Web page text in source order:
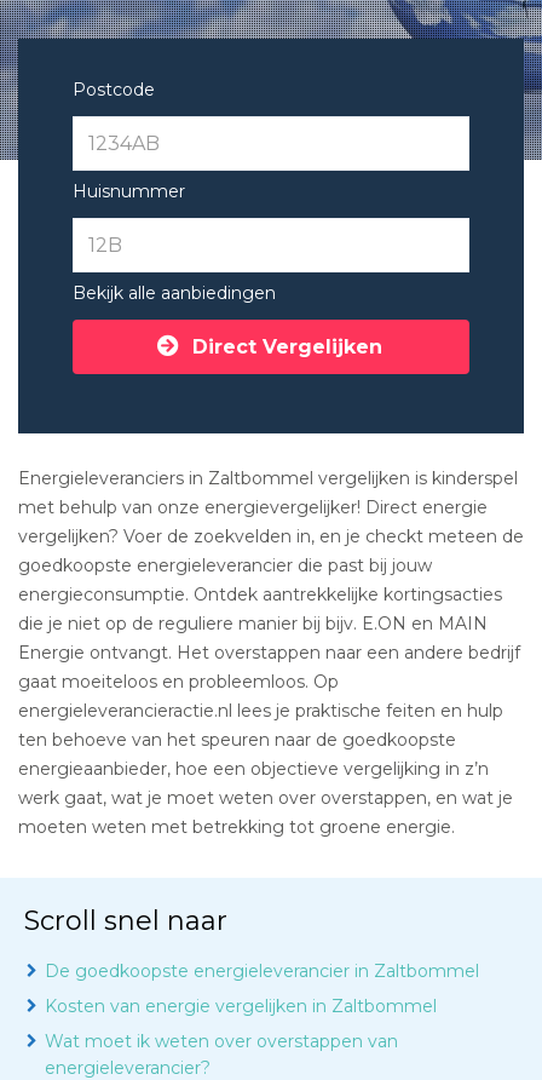
Postcode
Huisnummer
Bekijk alle aanbiedingen
Direct Vergelijken
Energieleveranciers in Zaltbommel vergelijken is kinderspel
met behulp van onze energievergelijker! Direct energie
vergelijken? Voer de zoekvelden in, en je checkt meteen de
goedkoopste energieleverancier die past bij jouw
energieconsumptie. Ontdek aantrekkelijke kortingsacties
die je niet op de reguliere manier bij bijv. E.ON en MAIN
Energie ontvangt. Het overstappen naar een andere bedrijf
gaat moeiteloos en probleemloos. Op
energieleverancieractie.nl lees je praktische feiten en hulp
ten behoeve van het speuren naar de goedkoopste
energieaanbieder, hoe een objectieve vergelijking in z’n
werk gaat, wat je moet weten over overstappen, en wat je
moeten weten met betrekking tot groene energie.
Scroll snel naar
De goedkoopste energieleverancier in Zaltbommel
Kosten van energie vergelijken in Zaltbommel
Wat moet ik weten over overstappen van
energieleverancier?